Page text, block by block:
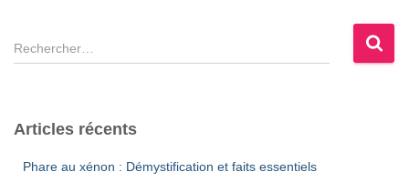
R
e
e
Articles récents
Phare au xénon : Démystification et faits essentiels